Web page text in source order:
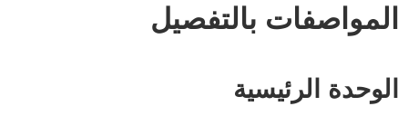
المواصفات بالتفصيل
الوحدة الرئيسية